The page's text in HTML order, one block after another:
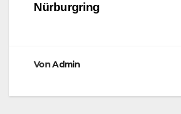
Nürburgring
VonAdmin